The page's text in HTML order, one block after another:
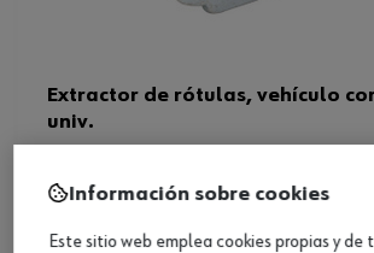
Extractor de rótulas, vehículo
univ.
Información sobre cookies
Este sitio web emplea cookies propias y de